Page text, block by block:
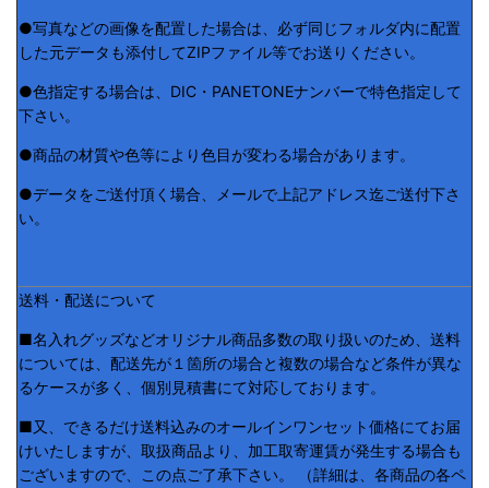
●写真などの画像を配置した場合は、必ず同じフォルダ内に配置
した元データも添付してZIPファイル等でお送りください。
●色指定する場合は、DIC・PANETONEナンバーで特色指定して
下さい。
●商品の材質や色等により色目が変わる場合があります。
●データをご送付頂く場合、メールで上記アドレス迄ご送付下さ
い。
送料・配送について
■名入れグッズなどオリジナル商品多数の取り扱いのため、送料
については、配送先が１箇所の場合と複数の場合など条件が異な
るケースが多く、個別見積書にて対応しております。
■又、できるだけ送料込みのオールインワンセット価格にてお届
けいたしますが、取扱商品より、加工取寄運賃が発生する場合も
ございますので、この点ご了承下さい。 （詳細は、各商品の各ペ